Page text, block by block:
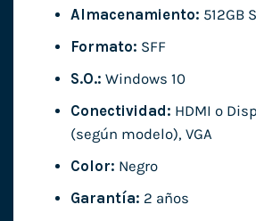
Almacenamiento: 512GB
Formato: SFF
S.O.: Windows 10
Conectividad: HDMI o
(según modelo), VGA
Color: Negro
Garantía: 2 años